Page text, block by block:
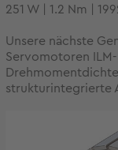
251 W | 1.2 Nm |
Unsere nächste
Servomotoren
strukturintegrierte